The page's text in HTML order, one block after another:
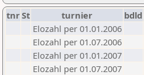
tnrSt turnier bdld
Elozahl per 01.01.2006
Elozahl per 01.07.2006
Elozahl per 01.01.2007
Elozahl per 01.07.2007